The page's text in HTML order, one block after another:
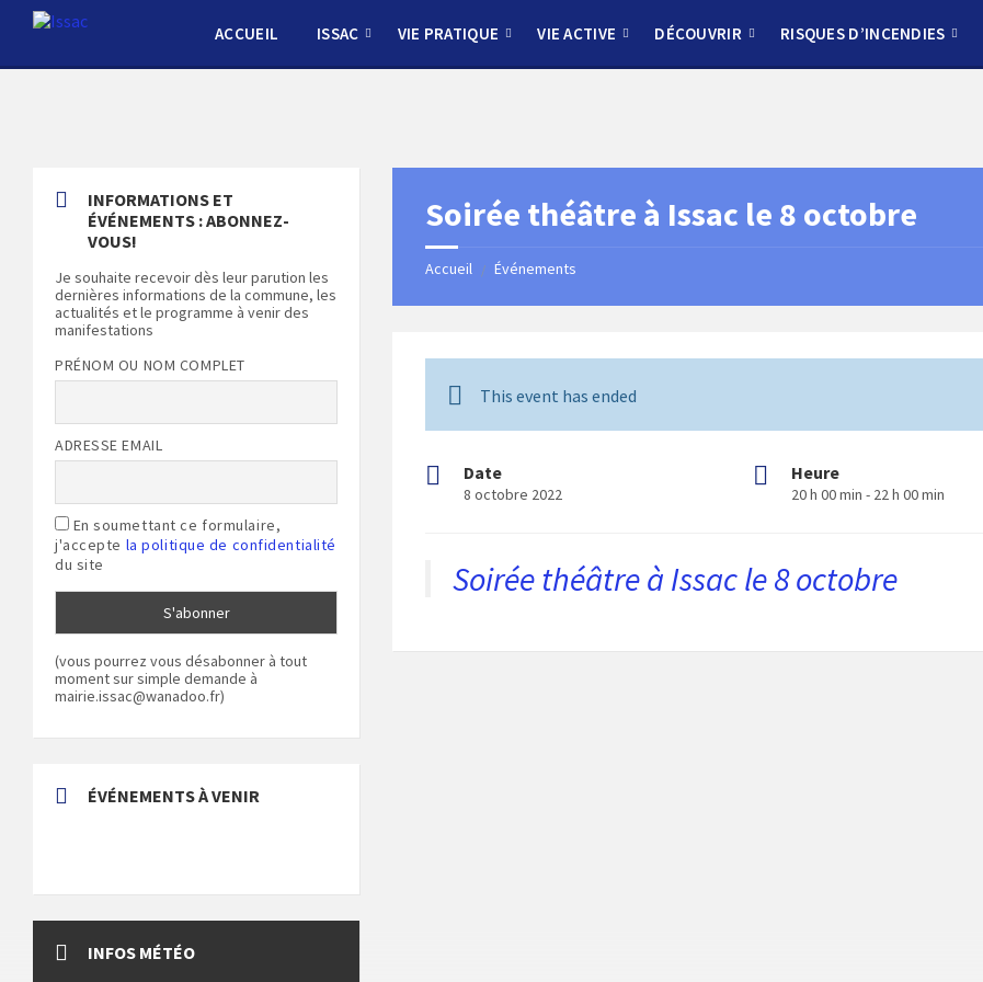
sidebar
ACCUEIL ISSAC VIE PRATIQUE VIE ACTIVE DÉCOUVRIR RISQUES D’INCENDIES
Soirée théâtre à Issac le 8 octobre
Accueil / Événements
This event has ended
Date
8 octobre 2022
Heure
20 h 00 min - 22 h 00 min
Soirée théâtre à Issac le 8 octobre
INFORMATIONS ET
ÉVÉNEMENTS : ABONNEZ-
VOUS!
Je souhaite recevoir dès leur parution les
dernières informations de la commune, les
actualités et le programme à venir des
manifestations
PRÉNOM OU NOM COMPLET
ADRESSE EMAIL
En soumettant ce formulaire,
j'accepte la politique de confidentialité
du site
(vous pourrez vous désabonner à tout
moment sur simple demande à
mairie.issac@wanadoo.fr)
ÉVÉNEMENTS À VENIR
INFOS MÉTÉO